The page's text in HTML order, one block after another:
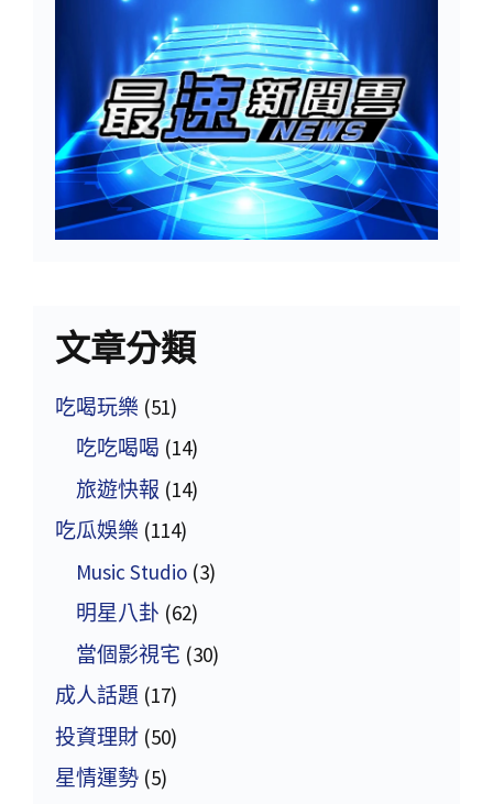
文章分類
吃喝玩樂 (51)
吃吃喝喝 (14)
旅遊快報 (14)
吃瓜娛樂 (114)
Music Studio (3)
明星八卦 (62)
當個影視宅 (30)
成人話題 (17)
投資理財 (50)
星情運勢 (5)